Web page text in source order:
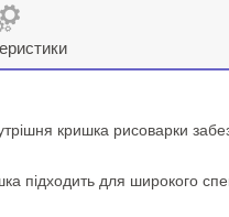
кришка рисоварки
підходить для широкого